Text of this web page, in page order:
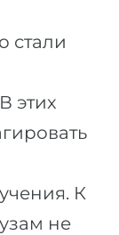
стали
этих
К
не